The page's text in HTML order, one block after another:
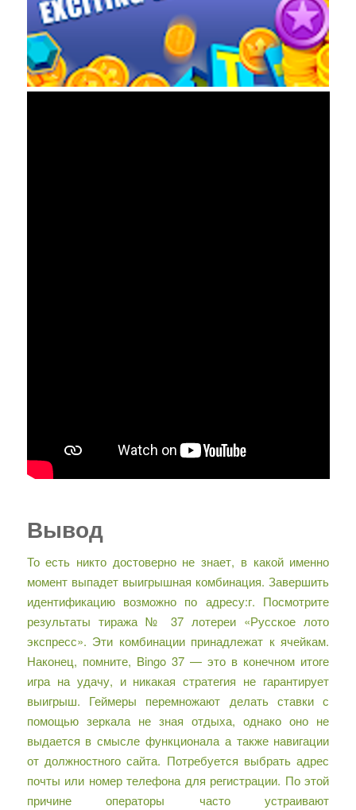
Вывод
То есть никто достоверно не знает, в какой именно
момент выпадет выигрышная комбинация. Завершить
идентификацию возможно по адресу:г. Посмотрите
результаты тиража № 37 лотереи «Русское лото
экспресс». Эти комбинации принадлежат к ячейкам.
Наконец, помните, Bingo 37 — это в конечном итоге
игра на удачу, и никакая стратегия не гарантирует
выигрыш. Геймеры перемножают делать ставки с
помощью зеркала не зная отдыха, однако оно не
выдается в смысле функционала а также навигации
от должностного сайта. Потребуется выбрать адрес
почты или номер телефона для регистрации. По этой
причине операторы часто устраивают